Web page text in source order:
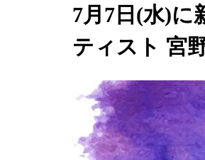
7月7日(水)に
ティスト 宮